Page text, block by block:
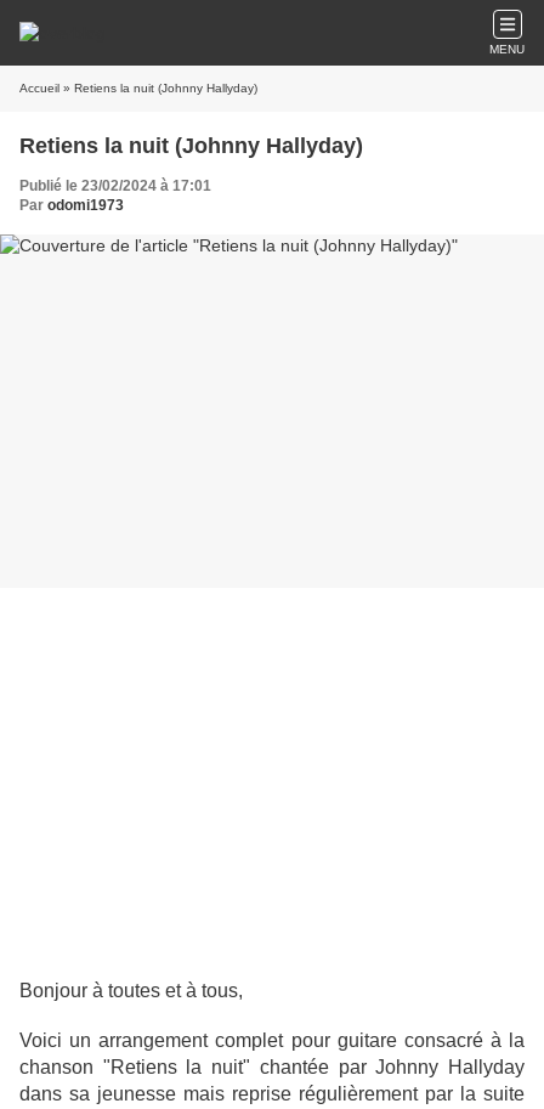
MENU
Accueil » Retiens la nuit (Johnny Hallyday)
Retiens la nuit (Johnny Hallyday)
Publié le 23/02/2024 à 17:01
Par odomi1973
Bonjour à toutes et à tous,
Voici un arrangement complet pour guitare consacré à la
chanson "Retiens la nuit" chantée par Johnny Hallyday
dans sa jeunesse mais reprise régulièrement par la suite